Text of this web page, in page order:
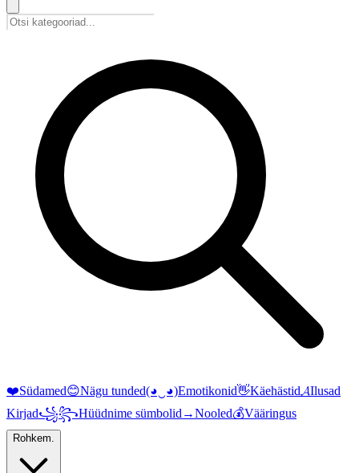
❤️Südamed😊Nägu tunded(◕‿◕)Emotikonid👋Käehästid𝓐Ilusad
Kirjad꧁꧂Hüüdnime sümbolid →Nooled💰Vääringus
Rohkem.